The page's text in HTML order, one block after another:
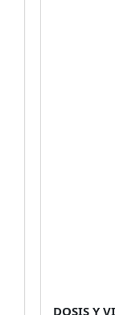
DOSIS Y